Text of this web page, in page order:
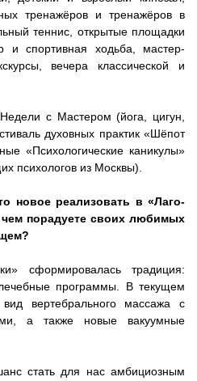
тренажёров и тренажёров в
теннис, открытые площадки
и спортивная ходьба, мастер-
вечера классической и
с Мастером (йога, цигун,
духовных практик «Шёпот
«Психологические каникулы»
психологов из Москвы).
новое реализовать в «Лаго-
порадуете своих любимых
сформировалась традиция:
программы. В текущем
вертебрального массажа с
а также новые вакуумные
стать для нас амбициозным